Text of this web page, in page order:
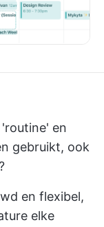
en
gebruikt, ook
en flexibel,
elke